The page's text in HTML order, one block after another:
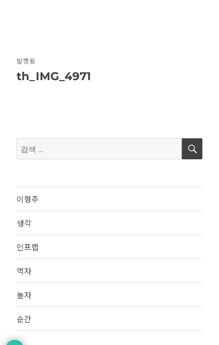
탐
발행됨
th_IMG_4971
검
색:
검
이형주
생각
인프랩
먹자
놀자
순간